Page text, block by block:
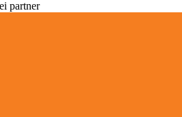
partner